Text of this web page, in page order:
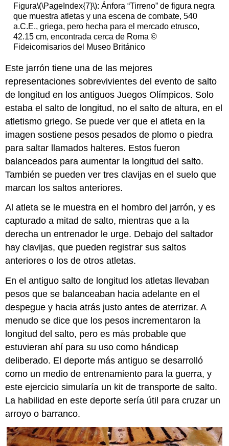
Figura\(\PageIndex{7}\): Ánfora “Tirreno” de figura negra
que muestra atletas y una escena de combate, 540
a.C.E., griega, pero hecha para el mercado etrusco,
42.15 cm, encontrada cerca de Roma ©
Fideicomisarios del Museo Británico
Este jarrón tiene una de las mejores
representaciones sobrevivientes del evento de salto
de longitud en los antiguos Juegos Olímpicos. Solo
estaba el salto de longitud, no el salto de altura, en el
atletismo griego. Se puede ver que el atleta en la
imagen sostiene pesos pesados de plomo o piedra
para saltar llamados halteres. Estos fueron
balanceados para aumentar la longitud del salto.
También se pueden ver tres clavijas en el suelo que
marcan los saltos anteriores.
Al atleta se le muestra en el hombro del jarrón, y es
capturado a mitad de salto, mientras que a la
derecha un entrenador le urge. Debajo del saltador
hay clavijas, que pueden registrar sus saltos
anteriores o los de otros atletas.
En el antiguo salto de longitud los atletas llevaban
pesos que se balanceaban hacia adelante en el
despegue y hacia atrás justo antes de aterrizar. A
menudo se dice que los pesos incrementaron la
longitud del salto, pero es más probable que
estuvieran ahí para su uso como hándicap
deliberado. El deporte más antiguo se desarrolló
como un medio de entrenamiento para la guerra, y
este ejercicio simularía un kit de transporte de salto.
La habilidad en este deporte sería útil para cruzar un
arroyo o barranco.